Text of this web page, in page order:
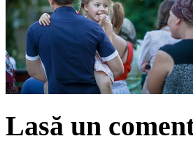
Lasă un